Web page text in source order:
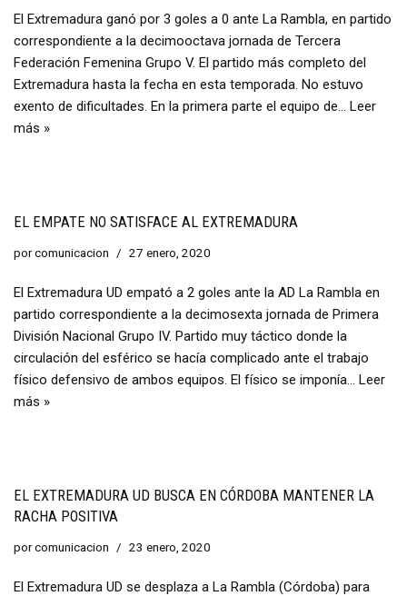
El Extremadura ganó por 3 goles a 0 ante La Rambla, en partido
correspondiente a la decimooctava jornada de Tercera
Federación Femenina Grupo V. El partido más completo del
Extremadura hasta la fecha en esta temporada. No estuvo
exento de dificultades. En la primera parte el equipo de… Leer
más »
EL EMPATE NO SATISFACE AL EXTREMADURA
porcomunicacion 27 enero, 2020
El Extremadura UD empató a 2 goles ante la AD La Rambla en
partido correspondiente a la decimosexta jornada de Primera
División Nacional Grupo IV. Partido muy táctico donde la
circulación del esférico se hacía complicado ante el trabajo
físico defensivo de ambos equipos. El físico se imponía… Leer
más »
EL EXTREMADURA UD BUSCA EN CÓRDOBA MANTENER LA
RACHA POSITIVA
porcomunicacion 23 enero, 2020
El Extremadura UD se desplaza a La Rambla (Córdoba) para